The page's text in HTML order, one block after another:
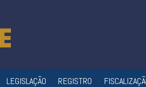
LEGISLAÇÃO REGISTRO